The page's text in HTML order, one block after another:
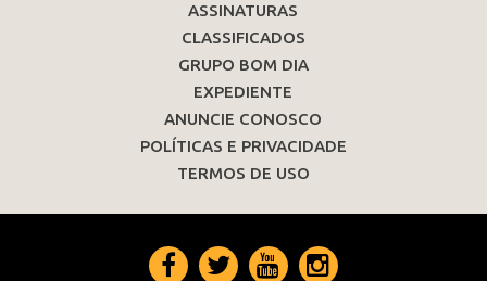
ASSINATURAS
CLASSIFICADOS
GRUPO BOM DIA
EXPEDIENTE
ANUNCIE CONOSCO
POLÍTICAS E PRIVACIDADE
TERMOS DE USO